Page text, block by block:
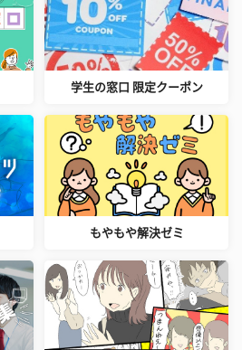
学生の窓口 限定クーポン
もやもや解決ゼミ